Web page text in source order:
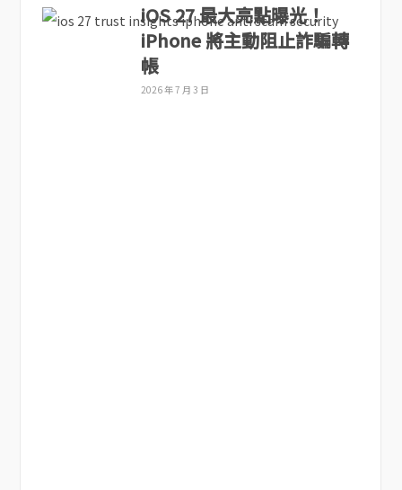
iOS 27 最大亮點曝光！
iPhone 將主動阻止詐騙轉
帳
2026 年 7 月 3 日